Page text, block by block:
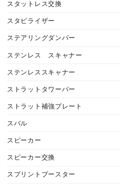
スタットレス交換
スタビライザー
ステアリングダンパー
ステンレス スキャナー
ステンレススキャナー
ストラットタワーバー
ストラット補強プレート
スバル
スピーカー
スピーカー交換
スプリントブースター